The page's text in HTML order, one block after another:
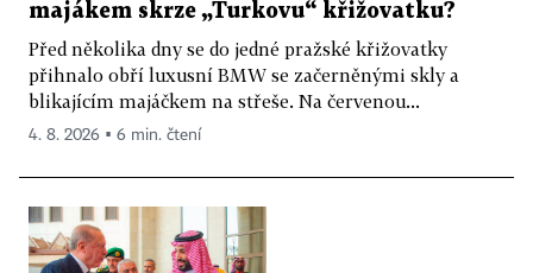
majákem skrze „Turkovu“ křižovatku?
Před několika dny se do jedné pražské křižovatky
přihnalo obří luxusní BMW se začerněnými skly a
blikajícím majáčkem na střeše. Na červenou...
4. 8. 2026 ▪ 6 min. čtení